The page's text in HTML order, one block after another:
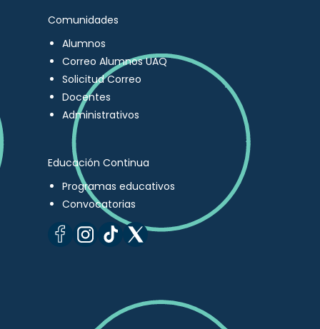
Comunidades
Alumnos
Correo Alumnos UAQ
Solicitud Correo
Docentes
Administrativos
Educación Continua
Programas educativos
Convocatorias